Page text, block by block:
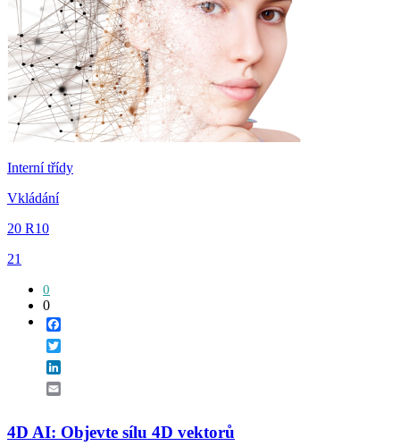
Interní třídy
Vkládání
20 R10
21
0
0
4D AI: Objevte sílu 4D vektorů